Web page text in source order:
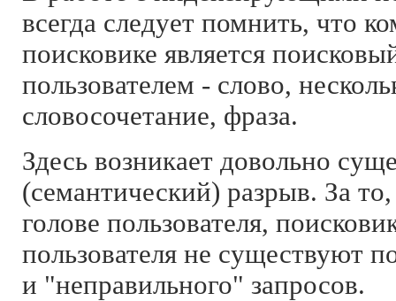
всегда следует помнить, что
поисковике является
пользователем - слово,
словосочетание, фраза.
Здесь возникает довольно
(семантический) разрыв. За
голове пользователя,
пользователя не существуют
и "неправильного" запросов.